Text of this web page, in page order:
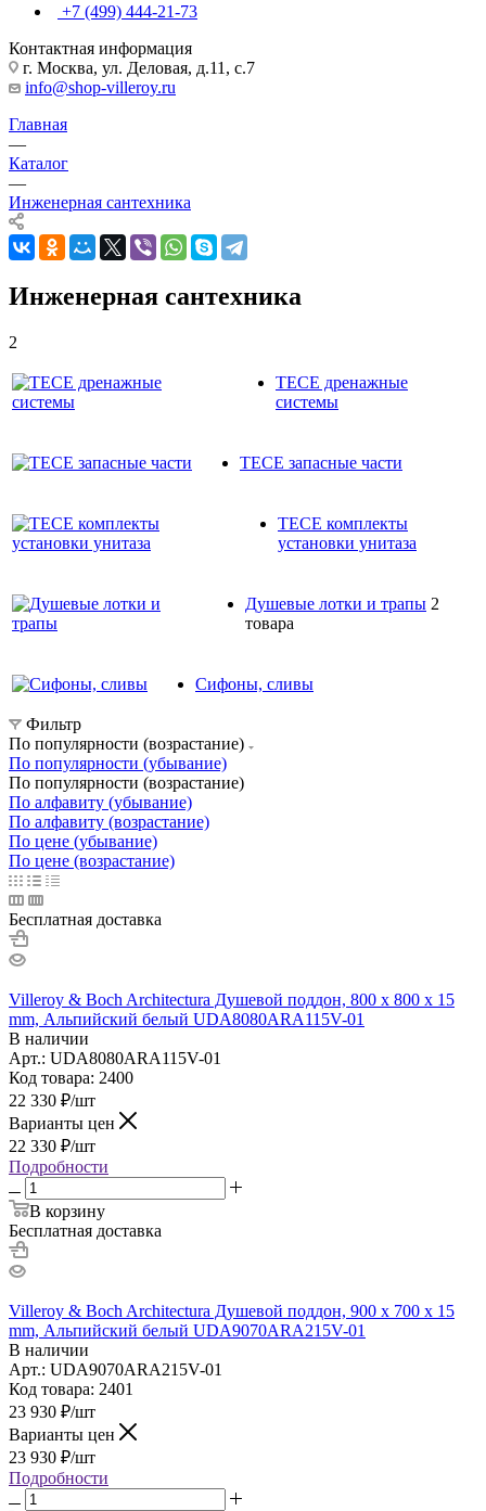
+7 (499) 444-21-73
Контактная информация
г. Москва, ул. Деловая, д.11, с.7
info@shop-villeroy.ru
Главная
—
Каталог
—
Инженерная сантехника
Инженерная сантехника
2
TECE дренажные
системы
TECE запасные части
TECE комплекты
установки унитаза
Душевые лотки и трапы 2
товара
Сифоны, сливы
Фильтр
По популярности (возрастание)
По популярности (убывание)
По популярности (возрастание)
По алфавиту (убывание)
По алфавиту (возрастание)
По цене (убывание)
По цене (возрастание)
Бесплатная доставка
Villeroy & Boch Architectura Душевой поддон, 800 x 800 x 15
mm, Альпийский белый UDA8080ARA115V-01
В наличии
Арт.: UDA8080ARA115V-01
Код товара: 2400
22 330 ₽/шт
Варианты цен
22 330 ₽/шт
Подробности
В корзину
Бесплатная доставка
Villeroy & Boch Architectura Душевой поддон, 900 x 700 x 15
mm, Альпийский белый UDA9070ARA215V-01
В наличии
Арт.: UDA9070ARA215V-01
Код товара: 2401
23 930 ₽/шт
Варианты цен
23 930 ₽/шт
Подробности